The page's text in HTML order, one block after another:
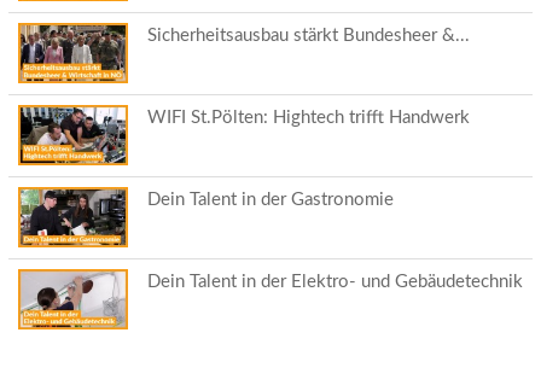
Sicherheitsausbau stärkt Bundesheer &...
WIFI St.Pölten: Hightech trifft Handwerk
Dein Talent in der Gastronomie
Dein Talent in der Elektro- und Gebäudetechnik